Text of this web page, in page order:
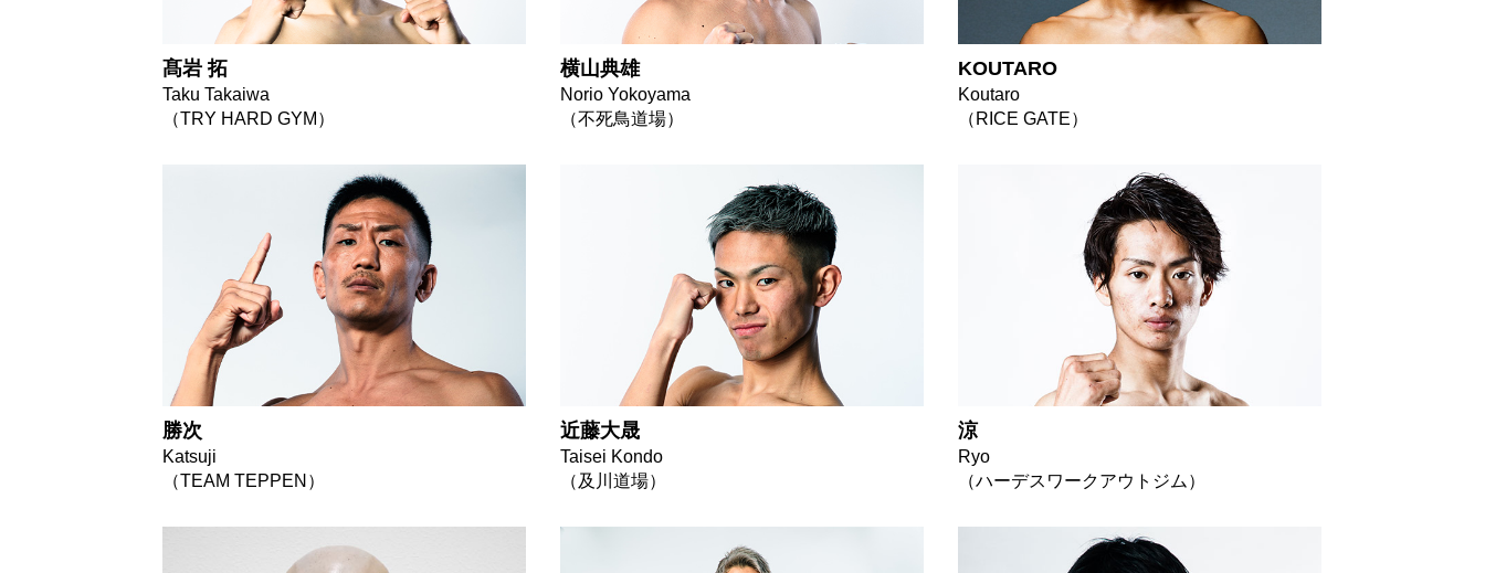
髙岩 拓
Taku Takaiwa
（TRY HARD GYM）
横山典雄
Norio Yokoyama
（不死鳥道場）
KOUTARO
Koutaro
（RICE GATE）
勝次
Katsuji
（TEAM TEPPEN）
近藤大晟
Taisei Kondo
（及川道場）
涼
Ryo
（ハーデスワークアウトジム）